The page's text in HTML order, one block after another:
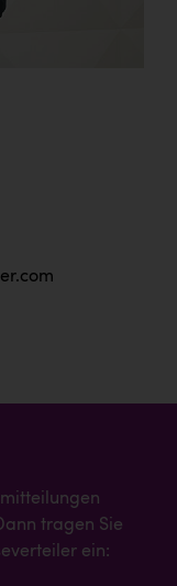
tragen Sie
ein: